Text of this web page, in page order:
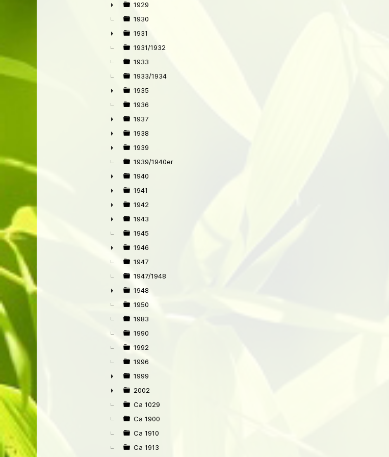
►
1929
1930
►
1931
1931/1932
1933
1933/1934
►
1935
1936
►
1937
►
1938
►
1939
1939/1940er
►
1940
►
1941
►
1942
►
1943
1945
►
1946
1947
1947/1948
►
1948
1950
1983
1990
1992
1996
►
1999
►
2002
Ca 1029
Ca 1900
Ca 1910
Ca 1913